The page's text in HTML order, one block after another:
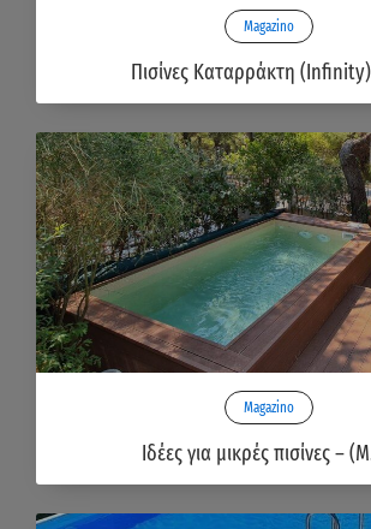
Magazino
Πισίνες Καταρράκτη
Magazino
Ιδέες για μικρές πισίνες –